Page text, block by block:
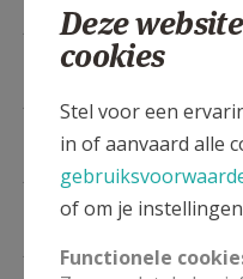
03/01
9.30
10/01
9.30
9.30
24/01
9.30
Deze
cookies
Stel voor een
in of aanvaard alle
of om je
Functionele